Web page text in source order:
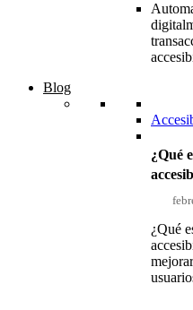
Blog
¿Qué
¿Qué